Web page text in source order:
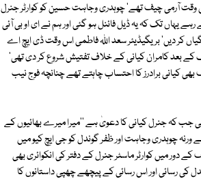
وقت آرمی چیف تھے' چوہدری وجاہت حسین کو کوارٹر جنرل
رہے یہاں تک کہ یہ ڈیل فائنل ہو گئی اور ہم نے ای او بی آئی
کیانی کی کمپنیوں کو پونے 16 ارب روپے کی ادائیگیاں کر دیں' بریگیڈیئر سعد اللہ فاطمی اس وقت ڈی ایچ اے
کے بعد کامران کیانی کے خلاف تفتیش شروع کر دی تھی'
کیانی برادرز کا احتساب چاہتے تھے چنانچہ فوج نیب
جب کہ جنرل کیانی کا دعویٰ ہے ''میرا میرے بھائیوں کے
ورنہ چوہدری وجاہت اور ظفر گوندل کو جی ایچ کیو میں
کے دور میں کوارٹر ماسٹر جنرل کے دفتر کی انکوائری بھی
کی رسائی اور اس رسائی کے پیچھے چھپی داستانوں کا